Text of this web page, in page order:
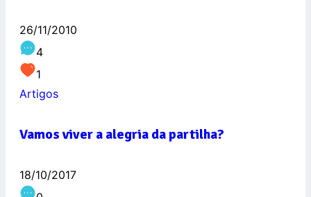
26/11/2010
4
1
Artigos
Vamos viver a alegria da partilha?
18/10/2017